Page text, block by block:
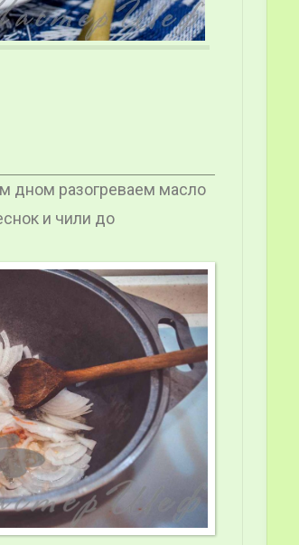
дном разогреваем масло
и чили до